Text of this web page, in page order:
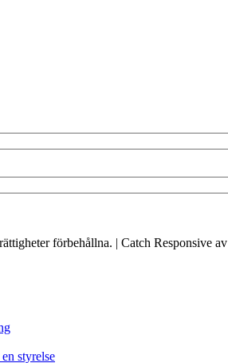
förbehållna. | Catch Responsive av
styrelse